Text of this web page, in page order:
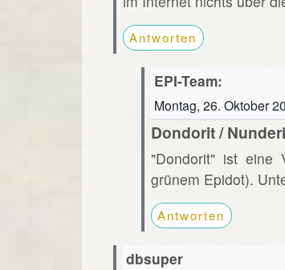
Antworten
EPI-Team:
Montag, 26. Oktober
Dondorit /
"Dondorit" ist eine
grünem Epidot).
Antworten
dbsuper